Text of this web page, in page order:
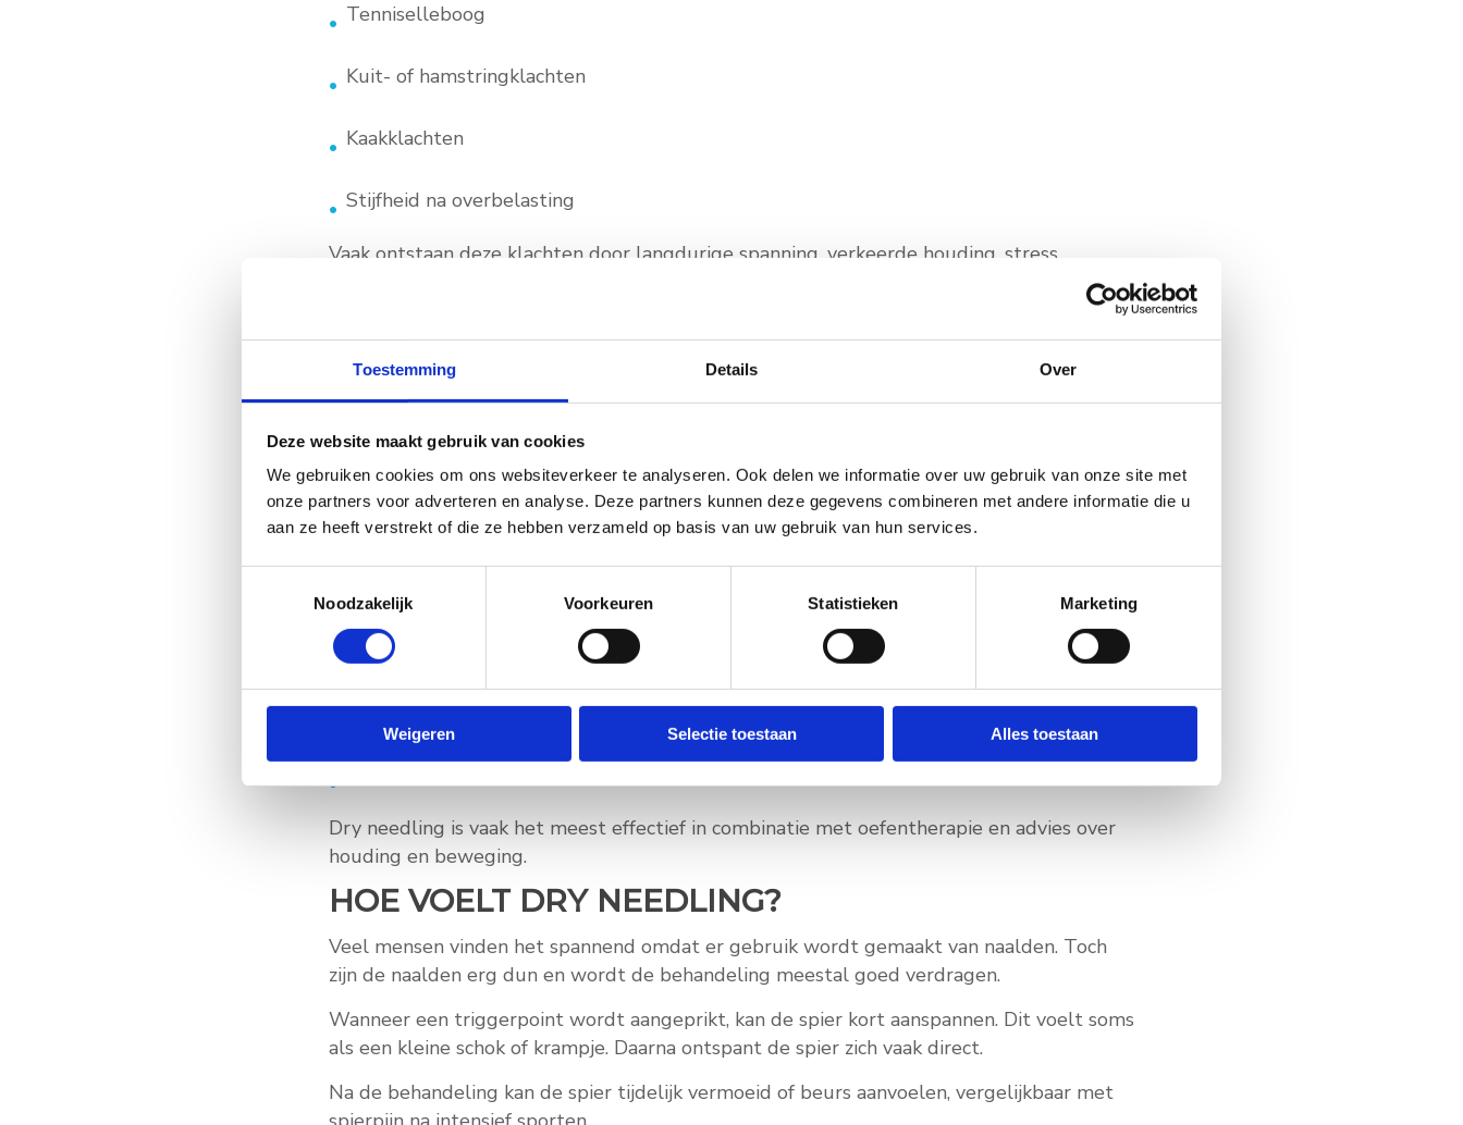
Toestemming Details Over
Deze website maakt gebruik van cookies
We gebruiken cookies om ons websiteverkeer te analyseren. Ook delen we informatie over uw gebruik van onze site met
onze partners voor adverteren en analyse. Deze partners kunnen deze gegevens combineren met andere informatie die u
aan ze heeft verstrekt of die ze hebben verzameld op basis van uw gebruik van hun services.
Noodzakelijk
Voorkeuren Statistieken Marketing
Weigeren Selectie toestaan Alles toestaan
Tenniselleboog
Kuit- of hamstringklachten
Kaakklachten
Stijfheid na overbelasting
Vaak ontstaan deze klachten door langdurige spanning, verkeerde houding, stress,
WANNEER IS DRY NEEDLING EEN GOEDE KEUZE?
Dry needling wordt vaak ingezet wanneer spieren langdurig gespannen blijven of
wanneer klachten steeds terugkeren. Vooral bij triggerpoints die moeilijk ontspannen
met oefeningen of massage kan deze techniek snel verlichting geven.
De behandeling is meestal geschikt wanneer:
spieren hard en pijnlijk aanvoelen;
pijn uitstraalt naar andere delen van het lichaam;
klachten langdurig aanwezig zijn;
Dry needling is vaak het meest effectief in combinatie met oefentherapie en advies over
houding en beweging.
HOE VOELT DRY NEEDLING?
Veel mensen vinden het spannend omdat er gebruik wordt gemaakt van naalden. Toch
zijn de naalden erg dun en wordt de behandeling meestal goed verdragen.
Wanneer een triggerpoint wordt aangeprikt, kan de spier kort aanspannen. Dit voelt soms
als een kleine schok of krampje. Daarna ontspant de spier zich vaak direct.
Na de behandeling kan de spier tijdelijk vermoeid of beurs aanvoelen, vergelijkbaar met